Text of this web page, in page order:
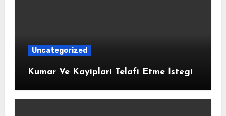
Uncategorized
Kumar Ve Kayiplari Telafi Etme İstegi